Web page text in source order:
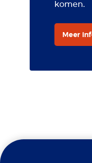
komen.
Meer